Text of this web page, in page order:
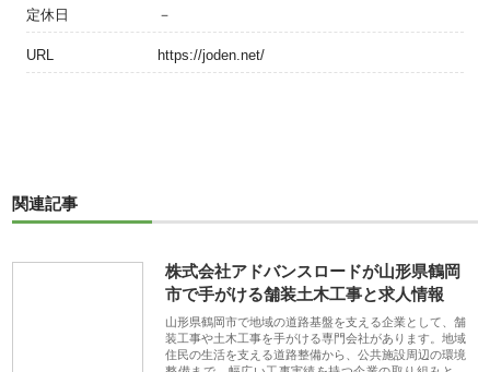
定休日 －
URL https://joden.net/
関連記事
株式会社アドバンスロードが山形県鶴岡
市で手がける舗装土木工事と求人情報
山形県鶴岡市で地域の道路基盤を支える企業として、舗
装工事や土木工事を手がける専門会社があります。地域
住民の生活を支える道路整備から、公共施設周辺の環境